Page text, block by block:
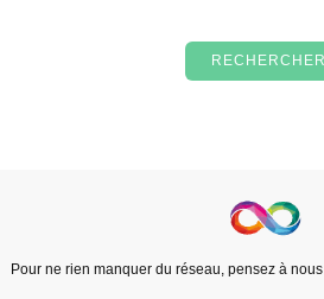
RECHERCHER
Pour ne rien manquer du réseau, pensez à